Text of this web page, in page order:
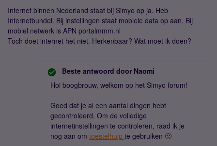
Internet binnen Nederland staat bij Simyo op ja. Heb
Internetbundel. Bij instellingen staat mobiele data op aan. Bij
mobiel netwerk is APN portalmmm.nl
Toch doet internet het niet. Herkenbaar? Wat moet ik doen?
Beste antwoord door Naomi
Hoi boogbrouw, welkom op het Simyo forum!
Goed dat je al een aantal dingen hebt
gecontroleerd. Om de volledige
internetinstellingen te controleren, raad ik je
nog aan om toestelhulp te gebruiken 🙂